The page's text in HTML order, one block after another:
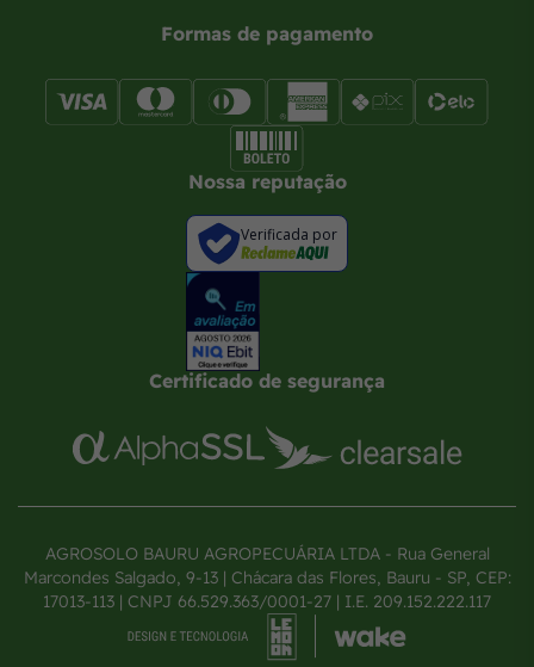
Formas de pagamento
Nossa reputação
Verificada por
Certificado de segurança
AGROSOLO BAURU AGROPECUÁRIA LTDA - Rua General
Marcondes Salgado, 9-13 | Chácara das Flores, Bauru - SP, CEP:
17013-113 | CNPJ 66.529.363/0001-27 | I.E. 209.152.222.117